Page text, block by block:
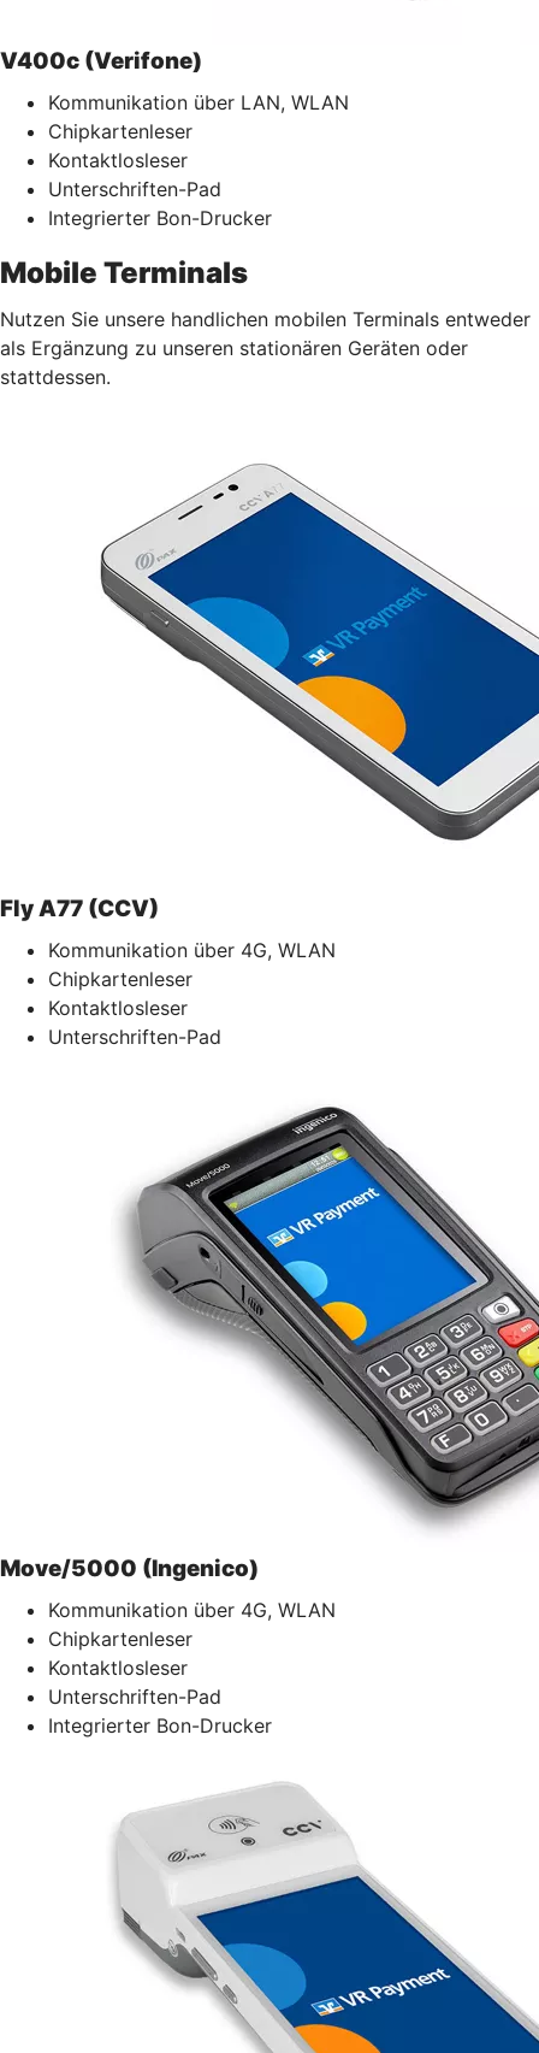
V400c (Verifone)
Kommunikation über LAN, WLAN
Chipkartenleser
Kontaktlosleser
Unterschriften-Pad
Integrierter Bon-Drucker
Mobile Terminals
Nutzen Sie unsere handlichen mobilen Terminals entweder
als Ergänzung zu unseren stationären Geräten oder
stattdessen.
Fly A77 (CCV)
Kommunikation über 4G, WLAN
Chipkartenleser
Kontaktlosleser
Unterschriften-Pad
Move/5000 (Ingenico)
Kommunikation über 4G, WLAN
Chipkartenleser
Kontaktlosleser
Unterschriften-Pad
Integrierter Bon-Drucker